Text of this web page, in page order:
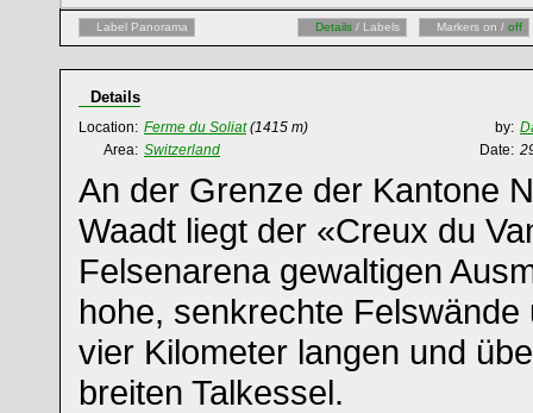
Label Panorama Details / Labels Markers on / off
Details
Location: Ferme du Soliat (1415 m) by:
Area: Switzerland Date:
An der Grenze der Kantone
Waadt liegt der «Creux du
Felsenarena gewaltigen
hohe, senkrechte
vier Kilometer langen und
breiten Talkessel.